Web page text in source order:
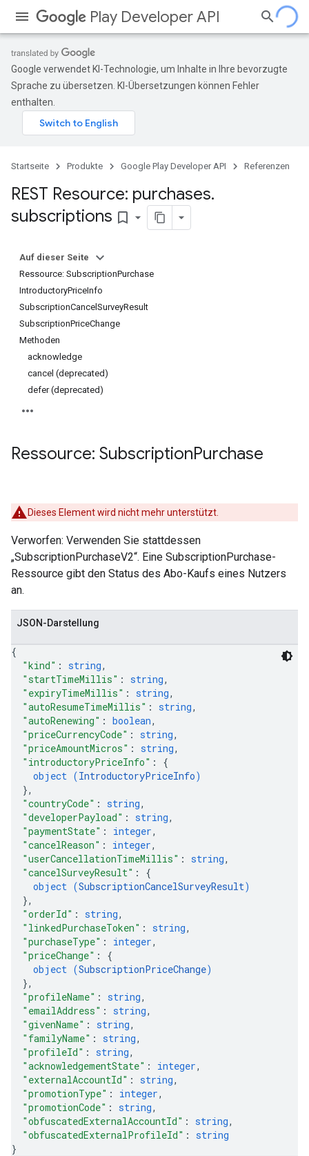
Play Developer API
Google verwendet KI-Technologie, um Inhalte in Ihre bevorzugte
Sprache zu übersetzen. KI-Übersetzungen können Fehler
enthalten.
Startseite Produkte Google Play Developer API Referenzen
REST Resource: purchases.
subscriptions bookmark_border
Auf dieser Seite
Ressource: SubscriptionPurchase
IntroductoryPriceInfo
SubscriptionCancelSurveyResult
SubscriptionPriceChange
Methoden
acknowledge
cancel (deprecated)
defer (deprecated)
Ressource: SubscriptionPurchase
Dieses Element wird nicht mehr unterstützt.
Verworfen: Verwenden Sie stattdessen
„SubscriptionPurchaseV2“. Eine SubscriptionPurchase-
Ressource gibt den Status des Abo-Kaufs eines Nutzers
an.
JSON-Darstellung
{
"kind" : string,
"startTimeMillis" : string,
"expiryTimeMillis" : string,
"autoResumeTimeMillis" : string,
"autoRenewing" : boolean,
"priceCurrencyCode" : string,
"priceAmountMicros" : string,
"introductoryPriceInfo" : {
object (IntroductoryPriceInfo)
},
"countryCode" : string,
"developerPayload" : string,
"paymentState" : integer,
"cancelReason" : integer,
"userCancellationTimeMillis" : string,
"cancelSurveyResult" : {
object (SubscriptionCancelSurveyResult)
},
"orderId" : string,
"linkedPurchaseToken" : string,
"purchaseType" : integer,
"priceChange" : {
object (SubscriptionPriceChange)
},
"profileName" : string,
"emailAddress" : string,
"givenName" : string,
"familyName" : string,
"profileId" : string,
"acknowledgementState" : integer,
"externalAccountId" : string,
"promotionType" : integer,
"promotionCode" : string,
"obfuscatedExternalAccountId" : string,
"obfuscatedExternalProfileId" : string
}